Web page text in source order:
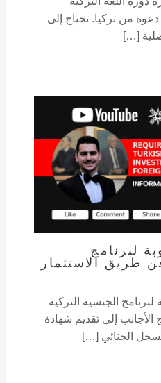
من تركيا. تحتاج إلى
[…]
لبرنامج
طريق الاستثمار
الجنسية التركية
الأجانب إلى تقديم شهادة
الجنائي […]